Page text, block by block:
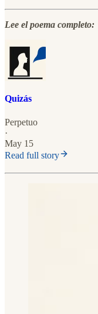
Lee el poema completo:
Quizás
Perpetuo
·
May 15
Read full story